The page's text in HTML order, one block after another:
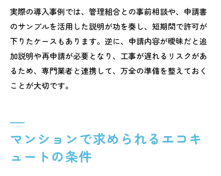
実際の導入事例では、管理組合との事前相談や、申請書
のサンプルを活用した説明が功を奏し、短期間で許可が
下りたケースもあります。逆に、申請内容が曖昧だと追
加説明や再申請が必要となり、工事が遅れるリスクがあ
るため、専門業者と連携して、万全の準備を整えておく
ことが大切です。
マンションで求められるエコキ
ュートの条件